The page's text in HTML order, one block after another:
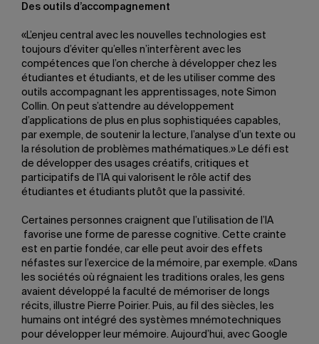
Des outils d’accompagnement
«L’enjeu central avec les nouvelles technologies est
toujours d’éviter qu’elles n’interfèrent avec les
compétences que l’on cherche à développer chez les
étudiantes et étudiants, et de les utiliser comme des
outils accompagnant les apprentissages, note Simon
Collin. On peut s’attendre au développement
d’applications de plus en plus sophistiquées capables,
par exemple, de soutenir la lecture, l’analyse d’un texte ou
la résolution de problèmes mathématiques.» Le défi est
de développer des usages créatifs, critiques et
participatifs de l’IA qui valorisent le rôle actif des
étudiantes et étudiants plutôt que la passivité.
Certaines personnes craignent que l’utilisation de l’IA
favorise une forme de paresse cognitive. Cette crainte
est en partie fondée, car elle peut avoir des effets
néfastes sur l’exercice de la mémoire, par exemple. «Dans
les sociétés où régnaient les traditions orales, les gens
avaient développé la faculté de mémoriser de longs
récits, illustre Pierre Poirier. Puis, au fil des siècles, les
humains ont intégré des systèmes mnémotechniques
pour développer leur mémoire. Aujourd’hui, avec Google